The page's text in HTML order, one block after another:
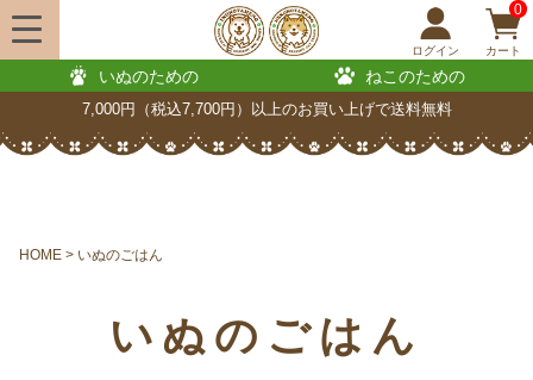
ログイン
0
カート
いぬのための ねこのための
7,000円（税込7,700円）以上のお買い上げで送料無料
HOME いぬのごはん
いぬのごはん